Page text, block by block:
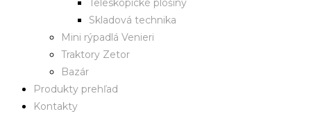
Teleskopické plošiny
Skladová technika
Mini rýpadlá Venieri
Traktory Zetor
Bazár
Produkty prehľad
Kontakty